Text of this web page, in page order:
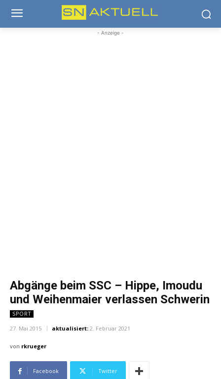
- Anzeige -
Abgänge beim SSC – Hippe, Imoudu
und Weihenmaier verlassen Schwerin
SPORT
27. Mai 2015 aktualisiert: 2. Februar 2021
von rkrueger
Facebook Twitter